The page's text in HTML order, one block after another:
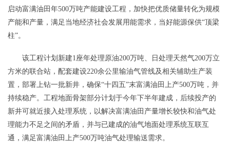
启动富满油田年500万吨产能建设工程，加快把优质储量转化为规模
产能和产量，满足当地经济社会发展用能需求，当好能源保供“顶梁
柱”。
该工程计划新建1座年处理原油200万吨、日处理天然气200万立
方米的联合站，配套建设220余公里输油气管线及相关辅助生产装
置，部署上钻一批新井，确保“十四五”末富满油田上产500万吨，并
持续稳产。工程地面骨架部分计划于今年下半年建成，后续投产的
新井可就近接入处理系统，以解决富满油田产量增长较快和油气处
理能力不足之间的矛盾，并与已建成的油气地面处理系统互联互
通，满足富满油田上产500万吨油气处理输送需求。